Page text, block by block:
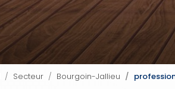
Secteur Bourgoin-Jallieu